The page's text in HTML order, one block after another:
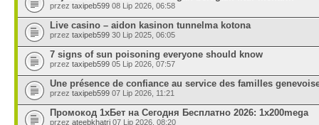
przez taxipeb599 08 Lip 2026, 06:58
Live casino – aidon kasinon tunnelma kotona
przez taxipeb599 30 Lip 2025, 06:05
7 signs of sun poisoning everyone should know
przez taxipeb599 05 Lip 2026, 07:57
Une présence de confiance au service des familles
przez taxipeb599 07 Lip 2026, 11:21
Промокод 1хБет на Сегодня Бесплатно 2026: 1x200mega
przez ateebkhatri 07 Lip 2026, 08:20